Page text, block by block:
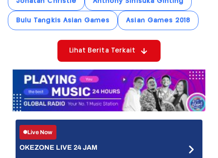
Bulu Tangkis Asian Games Asian Games 2018
Lihat Berita Terkait
Live Now
OKEZONE LIVE 24 JAM